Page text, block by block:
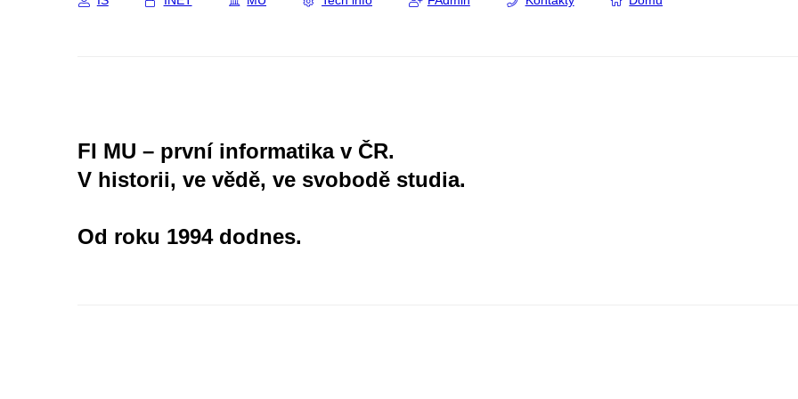
FI MU – první informatika v ČR.
V historii, ve vědě, ve svobodě studia.
Od roku 1994 dodnes.